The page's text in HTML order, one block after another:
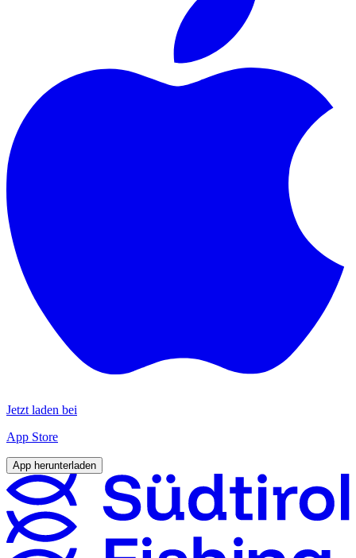
Jetzt laden bei
App Store
App herunterladen